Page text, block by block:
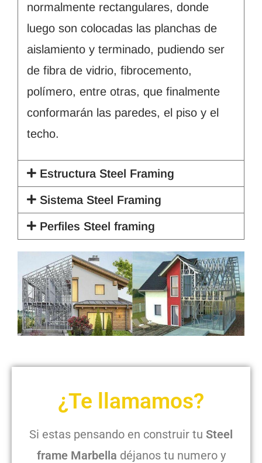
normalmente rectangulares, donde
luego son colocadas las planchas de
aislamiento y terminado, pudiendo ser
de fibra de vidrio, fibrocemento,
polímero, entre otras, que finalmente
conformarán las paredes, el piso y el
techo.
Estructura Steel Framing
Sistema Steel Framing
Perfiles Steel framing
¿Te llamamos?
Si estas pensando en construir tu Steel
frame Marbella déjanos tu numero y